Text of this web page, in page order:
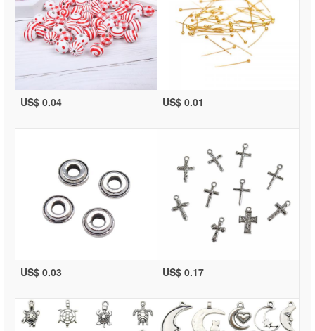
US$ 0.04 US$ 0.01
US$ 0.03 US$ 0.17